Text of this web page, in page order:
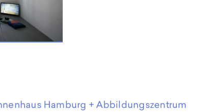
Hamburg + Abbildungszentrum